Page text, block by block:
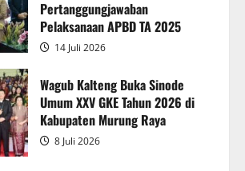
Gubernur
atas
Persetujuan
Bersama
Raperda
Pertanggungjawaban
Pelaksanaan
APBD
2025
Pertanggungjawaban
Pelaksanaan APBD TA 2025
14 Juli 2026
Wagub Kalteng Buka Sinode
Umum XXV GKE Tahun 2026 di
Kabupaten Murung Raya
8 Juli 2026